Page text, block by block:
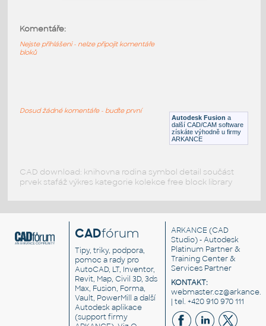
F3D Ocel
Autodesk Fusion a
další CAD/CAM software
získáte výhodně u firmy
ARKANCE
Komentáře:
Nejste přihlášeni - nelze připojit komentáře
bloků
Dosud žádné komentáře - buďte první
CAD download: knihovna rodina symbol detail součást
prvek stafáž výkres kategorie kolekce free block library
CADfórum
Tipy, triky, podpora,
pomoc a rady pro
AutoCAD, LT, Inventor,
Revit, Map, Civil 3D, 3ds
Max, Fusion, Forma,
Vault, PowerMill a další
Autodesk aplikace
(support firmy
ARKANCE (CAD
Studio) - Autodesk
Platinum Partner &
Training Center &
Services Partner
KONTAKT:
| tel. +420 910 970 111